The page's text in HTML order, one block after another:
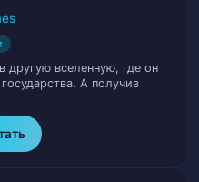
Символов?
семей
другую вселенную, где он
А получив